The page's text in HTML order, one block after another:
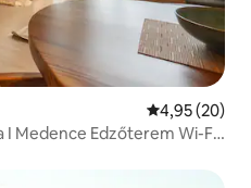
Átlagos
4,95 (20)
I Medence Edzőterem Wi-Fi I